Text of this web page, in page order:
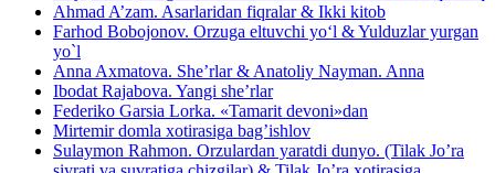
Ahmad A’zam. Asarlaridan fiqralar & Ikki kitob
Farhod Bobojonov. Orzuga eltuvchi yo‘l & Yulduzlar yurgan
yo`l
Anna Axmatova. She’rlar & Anatoliy Nayman. Anna
Ibodat Rajabova. Yangi she’rlar
Federiko Garsia Lorka. «Tamarit devoni»dan
Mirtemir domla xotirasiga bag’ishlov
Sulaymon Rahmon. Orzulardan yaratdi dunyo. (Tilak Jo’ra